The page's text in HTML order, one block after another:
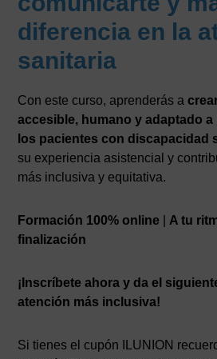
diferencia en la
sanitaria
Con este curso, aprenderás a
accesible, humano y adaptado
los pacientes con discapacidad
su experiencia asistencial y
más inclusiva y equitativa.
Formación 100% online A tu
finalización
¡Inscríbete ahora y da el
atención más inclusiva!
Si tienes el cupón ILUNION